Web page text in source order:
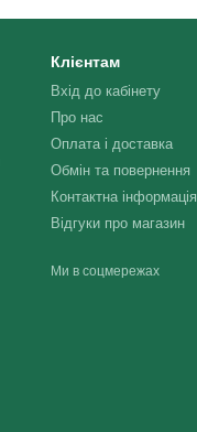
Клієнтам
Вхід до кабінету
Про нас
Оплата і доставка
Обмін та повернення
Контактна інформація
Відгуки про магазин
Ми в соцмережах